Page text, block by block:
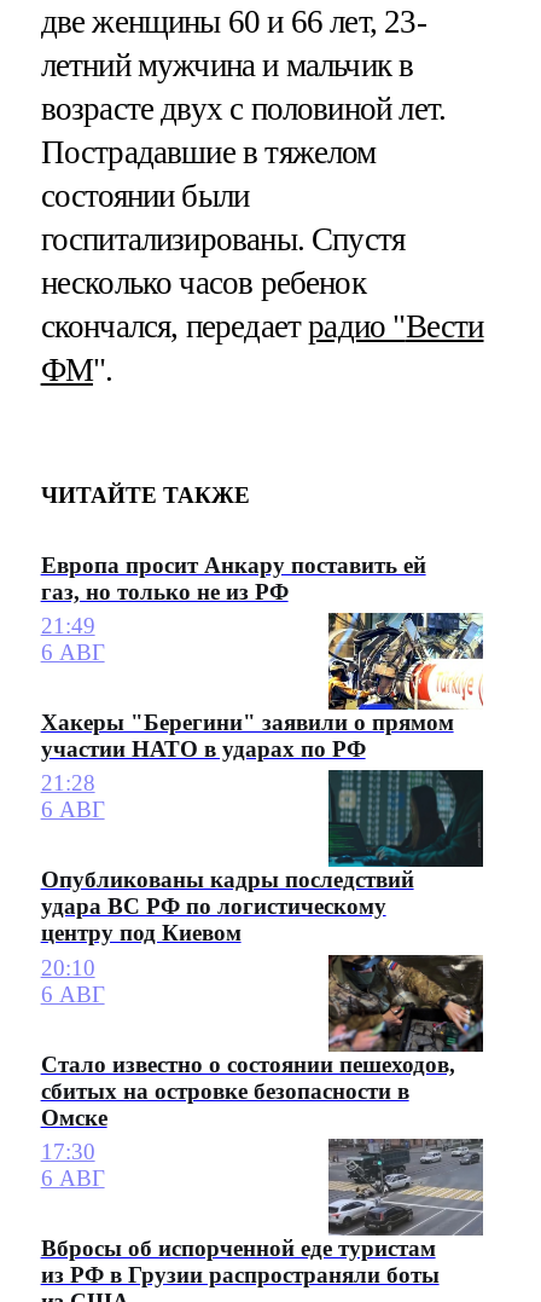
две женщины 60 и 66 лет, 23-
летний мужчина и мальчик в
возрасте двух с половиной лет.
Пострадавшие в тяжелом
состоянии были
госпитализированы. Спустя
несколько часов ребенок
скончался, передаетрадио "Вести
ФМ".
ЧИТАЙТЕ ТАКЖЕ
Европа просит Анкару поставить ей
газ, но только не из РФ
21:49
6 АВГ
Хакеры "Берегини" заявили о прямом
участии НАТО в ударах по РФ
21:28
6 АВГ
Опубликованы кадры последствий
удара ВС РФ по логистическому
центру под Киевом
20:10
6 АВГ
Стало известно о состоянии пешеходов,
сбитых на островке безопасности в
Омске
17:30
6 АВГ
Вбросы об испорченной еде туристам
из РФ в Грузии распространяли боты